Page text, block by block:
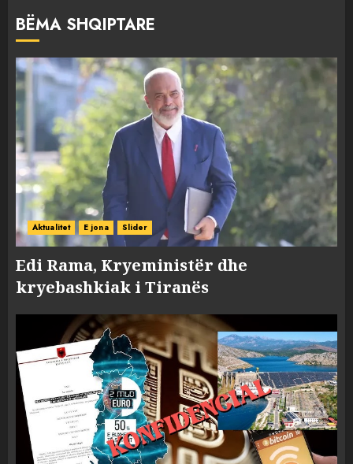
BËMA SHQIPTARE
Aktualitet E jona Slider
Edi Rama, Kryeministër dhe
kryebashkiak i Tiranës